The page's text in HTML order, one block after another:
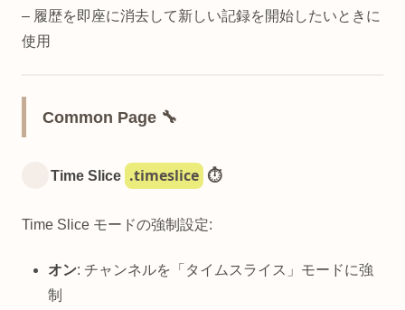
– 履歴を即座に消去して新しい記録を開始したいときに
使用
Common Page 🔧
Time Slice .timeslice ⏱️
Time Slice モードの強制設定:
オン: チャンネルを「タイムスライス」モードに強
制